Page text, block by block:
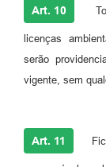
Art. 10
licenças
serão
vigente, sem
Art. 11